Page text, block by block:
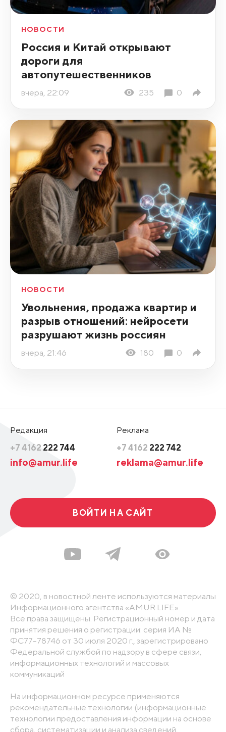
НОВОСТИ
Россия и Китай открывают
дороги для
автопутешественников
вчера, 22:09 235 0
НОВОСТИ
Увольнения, продажа квартир и
разрыв отношений: нейросети
разрушают жизнь россиян
вчера, 21:46 180 0
Редакция
+7 4162 222 744
info@amur.life
Реклама
+7 4162 222 742
reklama@amur.life
ВОЙТИ НА САЙТ
© 2020, в новостной ленте используются материалы
Информационного агентства «AMUR.LIFE».
Все права защищены. Регистрационный номер и дата
принятия решения о регистрации: серия ИА №
ФС77-78746 от 30 июля 2020 г., зарегистрировано
Федеральной службой по надзору в сфере связи,
информационных технологий и массовых
коммуникаций
На информационном ресурсе применяются
рекомендательные технологии (информационные
технологии предоставления информации на основе
сбора, систематизации и анализа сведений,